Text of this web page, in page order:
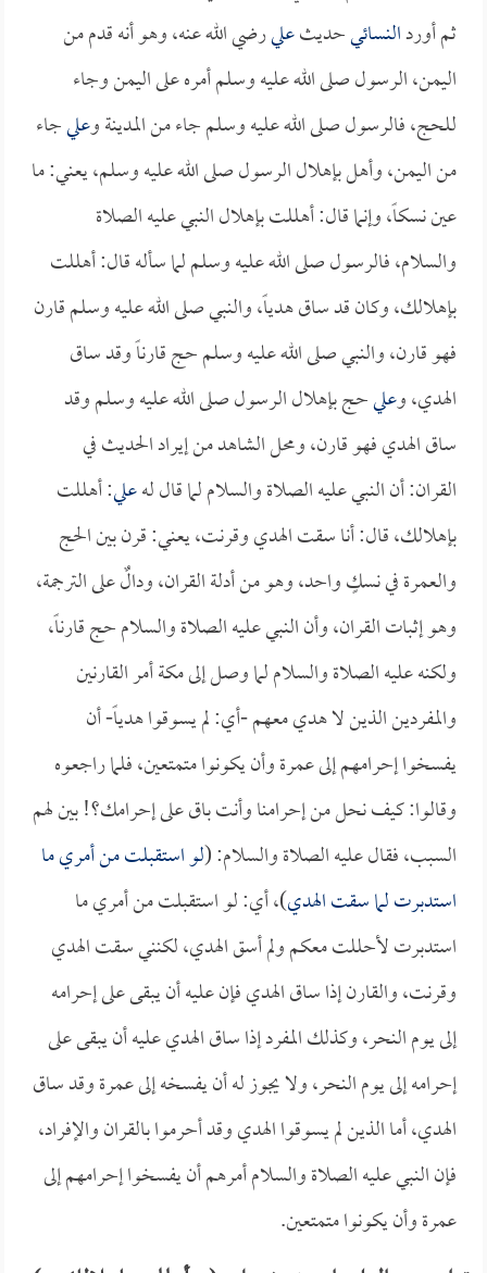
ثم أوردالنسائيحديثعليرضي الله عنه، وهو أنه قدم من
اليمن، الرسول صلى الله عليه وسلم أمره على اليمن وجاء
للحج، فالرسول صلى الله عليه وسلم جاء من المدينة وعليجاء
من اليمن، وأهل بإهلال الرسول صلى الله عليه وسلم، يعني: ما
عين نسكاً، وإنما قال: أهللت بإهلال النبي عليه الصلاة
والسلام، فالرسول صلى الله عليه وسلم لما سأله قال: أهللت
بإهلالك، وكان قد ساق هدياً، والنبي صلى الله عليه وسلم قارن
فهو قارن، والنبي صلى الله عليه وسلم حج قارناً وقد ساق
الهدي، وعليحج بإهلال الرسول صلى الله عليه وسلم وقد
ساق الهدي فهو قارن، ومحل الشاهد من إيراد الحديث في
القران: أن النبي عليه الصلاة والسلام لما قال لهعلي: أهللت
بإهلالك، قال: أنا سقت الهدي وقرنت، يعني: قرن بين الحج
والعمرة في نسكٍ واحد، وهو من أدلة القران، ودالٌ على الترجمة،
وهو إثبات القران، وأن النبي عليه الصلاة والسلام حج قارناً،
ولكنه عليه الصلاة والسلام لما وصل إلى مكة أمر القارنين
والمفردين الذين لا هدي معهم -أي: لم يسوقوا هدياً- أن
يفسخوا إحرامهم إلى عمرة وأن يكونوا متمتعين، فلما راجعوه
وقالوا: كيف نحل من إحرامنا وأنت باق على إحرامك؟! بين لهم
السبب، فقال عليه الصلاة والسلام: (لو استقبلت من أمري ما
استدبرت لما سقت الهدي)، أي: لو استقبلت من أمري ما
استدبرت لأحللت معكم ولم أسق الهدي، لكنني سقت الهدي
وقرنت، والقارن إذا ساق الهدي فإن عليه أن يبقى على إحرامه
إلى يوم النحر، وكذلك المفرد إذا ساق الهدي عليه أن يبقى على
إحرامه إلى يوم النحر، ولا يجوز له أن يفسخه إلى عمرة وقد ساق
الهدي، أما الذين لم يسوقوا الهدي وقد أحرموا بالقران والإفراد،
فإن النبي عليه الصلاة والسلام أمرهم أن يفسخوا إحرامهم إلى
عمرة وأن يكونوا متمتعين.